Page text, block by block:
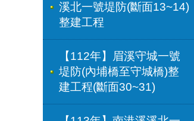
溪北一號堤防(斷面13~14)
整建工程
【112年】眉溪守城一號
堤防(內埔橋至守城橋)整
建工程(斷面30~31)